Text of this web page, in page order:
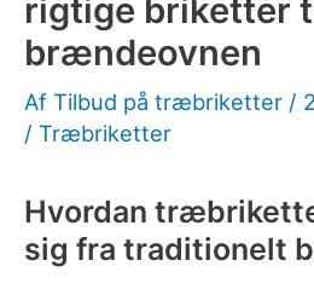
rigtige briketter
brændeovnen
Af Tilbud på træbriketter /
/ Træbriketter
Hvordan
sig fra traditionelt